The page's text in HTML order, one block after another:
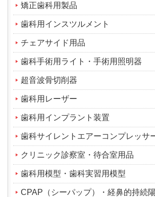
矯正歯科用製品
歯科用インスツルメント
チェアサイド用品
歯科手術用ライト・手術用照明器
超音波骨切削器
歯科用レーザー
歯科用インプラント装置
歯科サイレントエアーコンプレッサ
クリニック診察室・待合室用品
歯科用模型・歯科実習用模型
CPAP（シーパップ）・経鼻的持続